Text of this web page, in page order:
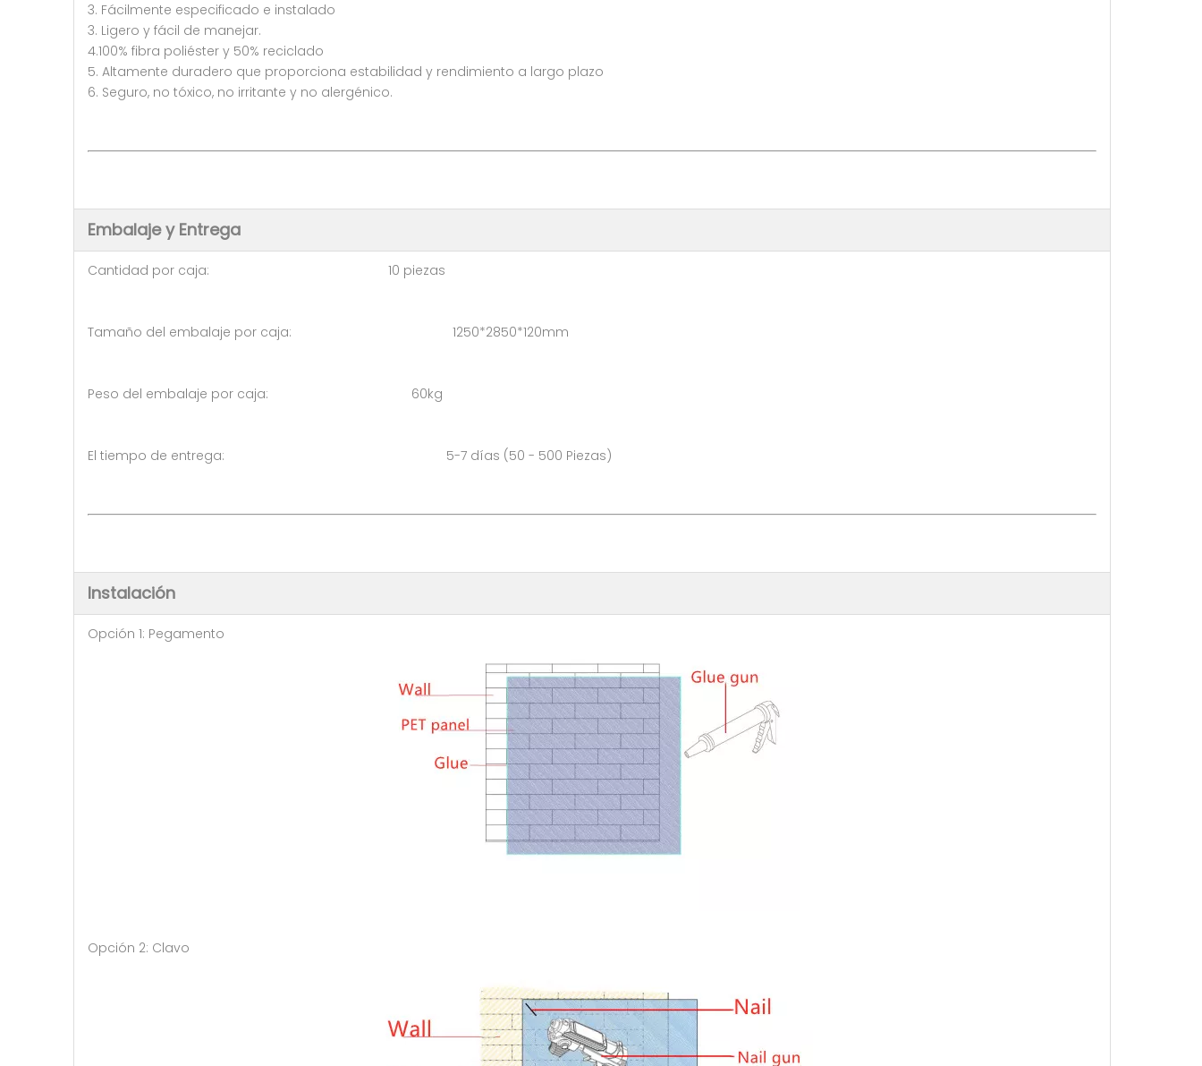
3. Fácilmente especificado e instalado
3. Ligero y fácil de manejar.
4.100% fibra poliéster y 50% reciclado
5. Altamente duradero que proporciona estabilidad y rendimiento a largo plazo
6. Seguro, no tóxico, no irritante y no alergénico.
Embalaje y Entrega
Cantidad por caja: 10 piezas
Tamaño del embalaje por caja: 1250*2850*120mm
Peso del embalaje por caja: 60kg
El tiempo de entrega: 5-7 días (50 - 500 Piezas)
Instalación
Opción 1: Pegamento
Opción 2: Clavo